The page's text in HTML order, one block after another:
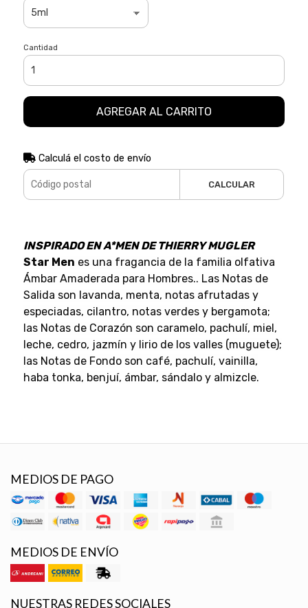
Cantidad
AGREGAR AL CARRITO
Calculá el costo de envío
CALCULAR
INSPIRADO EN A*MEN DE THIERRY MUGLER
Star Men es una fragancia de la familia olfativa
Ámbar Amaderada para Hombres.. Las Notas de
Salida son lavanda, menta, notas afrutadas y
especiadas, cilantro, notas verdes y bergamota;
las Notas de Corazón son caramelo, pachulí, miel,
leche, cedro, jazmín y lirio de los valles (muguete);
las Notas de Fondo son café, pachulí, vainilla,
haba tonka, benjuí, ámbar, sándalo y almizcle.
MEDIOS DE PAGO
MEDIOS DE ENVÍO
NUESTRAS REDES SOCIALES